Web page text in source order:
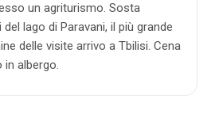
un agriturismo. Sosta
lago di Paravani, il più grande
delle visite arrivo a Tbilisi. Cena
in albergo.